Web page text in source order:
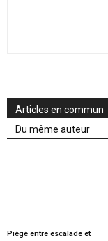
Articles en commun
Du même auteur
Piégé entre escalade et